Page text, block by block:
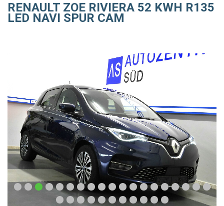
RENAULT ZOE RIVIERA 52 KWH R135
LED NAVI SPUR CAM